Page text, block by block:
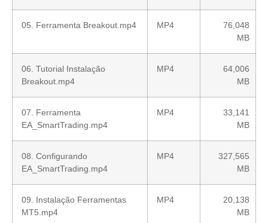
05. Ferramenta Breakout.mp4 MP4
76,048
MB
06. Tutorial Instalação
Breakout.mp4
MP4
64,006
MB
07. Ferramenta
EA_SmartTrading.mp4
MP4
33,141
MB
08. Configurando
EA_SmartTrading.mp4
MP4
327,565
MB
09. Instalação Ferramentas
MT5.mp4
MP4
20,138
MB